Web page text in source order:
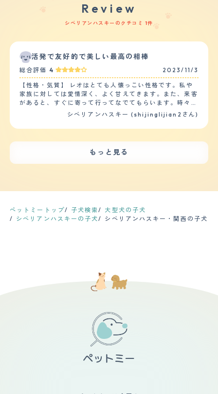
Review
シベリアンハスキーのクチコミ 1件
活発で友好的で美しい最高の相棒
総合評価 4 2023/11/3
【性格・気質】 レオはとても人懐っこい性格です。私や
家族に対しては愛情深く、よく甘えてきます。また、来客
があると、すぐに寄って行ってなでてもらいます。時々、
過剰に興奮して吠えたり跳ねたりすることがあります。
アンハスキーらしく自由奔放で頑固な子です。お手やお座
失敗しませんが、外ではマーキングをしすぎることがあり
ます。 他のペットや子供たちとの相性は良いです。レオ
引っ掻いたりすることがあります。その時は注意していま
いません。今のところ、大きな病気や怪我はありません。
ただ、シベリアンハスキーは遺伝的に目や関節などの病気
ます。それぞれ2時間ほど歩きます。散歩中はいろいろな
ものに興味を示し、匂いを嗅いだり走ったりします。 家
ます。レオはとても活発で冒険好きです。 【毛の手入
れ・シャンプー回数】 レオはダブルコートです。毛は長
くて密度が高く、防寒性があります。毛色は白と黒で、顔
には特徴的なマスク模様があります。 シャンプーやブラ
ッシングは月に1回行っています。シャンプーは低刺激の
ものを使っています。ブラッシングはスリッカーブラッシ
ています。ただ、夏場は暑さ対策として足先やお腹周りを
シベリアンハスキー (shijinglijian2さん)
もっと見る
ペットミートップ 子犬検索
大型犬の子犬
シベリアンハスキーの子犬
シベリアンハスキー・関西の子犬